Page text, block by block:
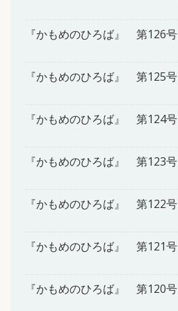
『かもめのひろば』 第126号
『かもめのひろば』 第125号
『かもめのひろば』 第124号
『かもめのひろば』 第123号
『かもめのひろば』 第122号
『かもめのひろば』 第121号
『かもめのひろば』 第120号